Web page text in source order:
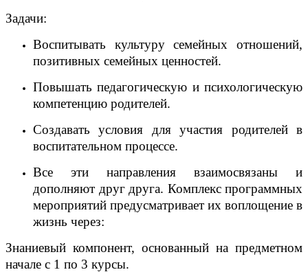
Задачи:
Воспитывать культуру семейных отношений,
позитивных семейных ценностей.
Повышать педагогическую и психологическую
компетенцию родителей.
Создавать условия для участия родителей в
воспитательном процессе.
Все эти направления взаимосвязаны и
дополняют друг друга. Комплекс программных
мероприятий предусматривает их воплощение в
жизнь через:
Знаниевый компонент, основанный на предметном
начале с 1 по 3 курсы.